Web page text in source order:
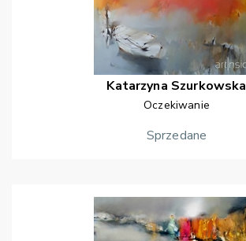
Katarzyna Szurkowska
Oczekiwanie
Sprzedane